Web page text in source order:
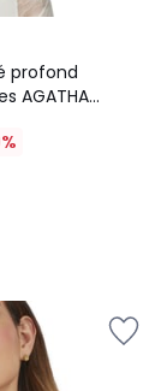
profond
AGATHA